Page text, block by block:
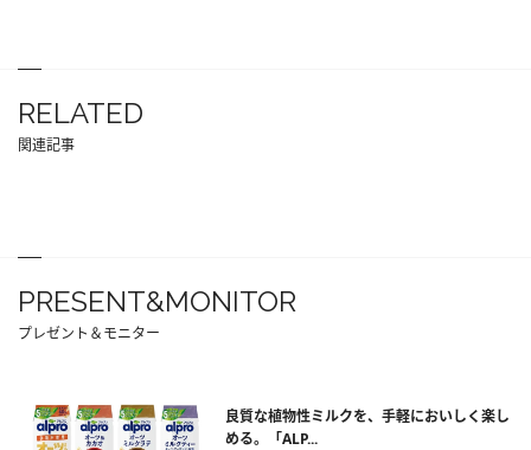
RELATED
関連記事
PRESENT&MONITOR
プレゼント＆モニター
良質な植物性ミルクを、手軽においしく楽し
める。「ALP...